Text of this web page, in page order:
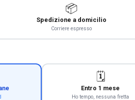
📦
Spedizione a domicilio
Corriere espresso
🗓️
Entro 1 mese
Ho tempo, nessuna fretta